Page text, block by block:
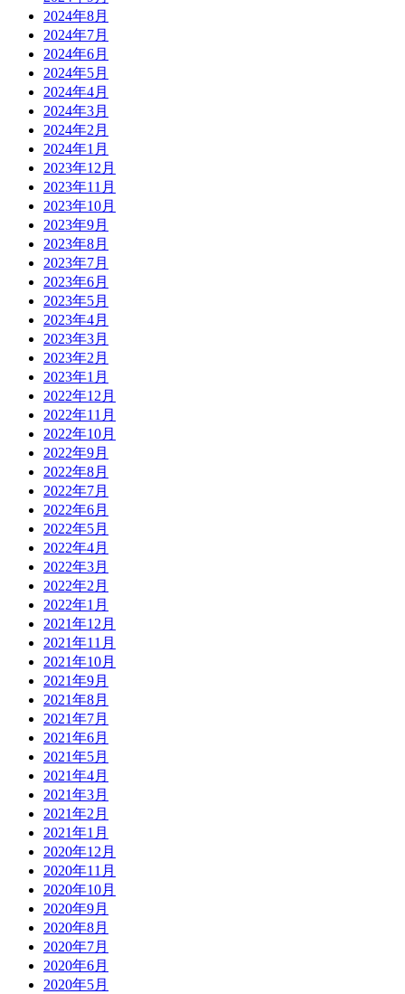
2024年8月
2024年7月
2024年6月
2024年5月
2024年4月
2024年3月
2024年2月
2024年1月
2023年12月
2023年11月
2023年10月
2023年9月
2023年8月
2023年7月
2023年6月
2023年5月
2023年4月
2023年3月
2023年2月
2023年1月
2022年12月
2022年11月
2022年10月
2022年9月
2022年8月
2022年7月
2022年6月
2022年5月
2022年4月
2022年3月
2022年2月
2022年1月
2021年12月
2021年11月
2021年10月
2021年9月
2021年8月
2021年7月
2021年6月
2021年5月
2021年4月
2021年3月
2021年2月
2021年1月
2020年12月
2020年11月
2020年10月
2020年9月
2020年8月
2020年7月
2020年6月
2020年5月